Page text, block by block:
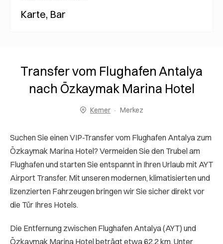
Karte, Bar
Transfer vom Flughafen Antalya
nach Özkaymak Marina Hotel
Kemer Merkez
Suchen Sie einen VIP-Transfer vom Flughafen Antalya zum
Özkaymak Marina Hotel? Vermeiden Sie den Trubel am
Flughafen und starten Sie entspannt in Ihren Urlaub mit AYT
Airport Transfer. Mit unseren modernen, klimatisierten und
lizenzierten Fahrzeugen bringen wir Sie sicher direkt vor
die Tür Ihres Hotels.
Die Entfernung zwischen Flughafen Antalya (AYT) und
Özkaymak Marina Hotel beträgt etwa 62.2 km. Unter